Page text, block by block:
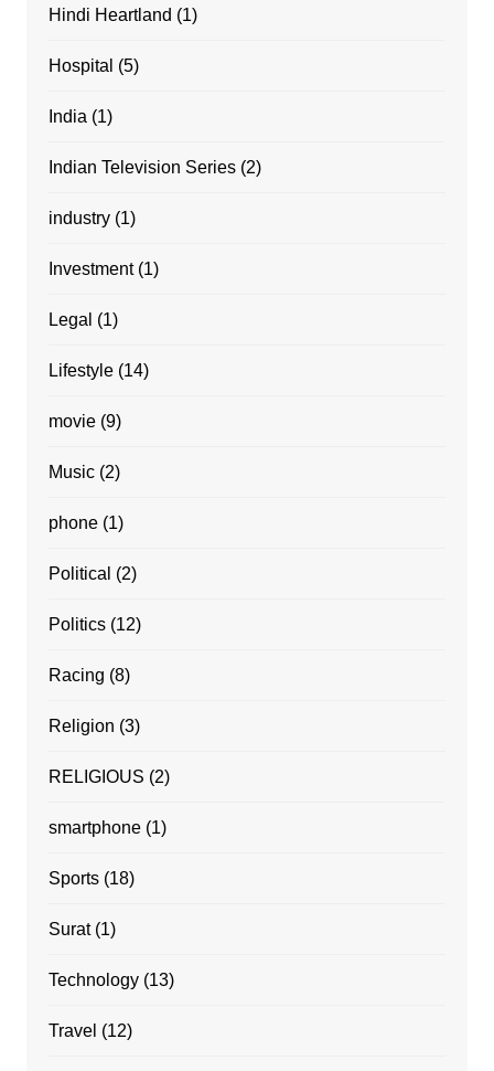
Hindi Heartland (1)
Hospital (5)
India (1)
Indian Television Series(2)
industry(1)
Investment(1)
Legal (1)
Lifestyle(14)
movie(9)
Music(2)
phone(1)
Political (2)
Politics(12)
Racing (8)
Religion (3)
RELIGIOUS (2)
smartphone(1)
Sports(18)
Surat(1)
Technology(13)
Travel (12)